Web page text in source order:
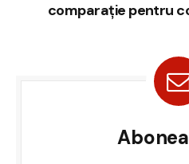
comparație pentru